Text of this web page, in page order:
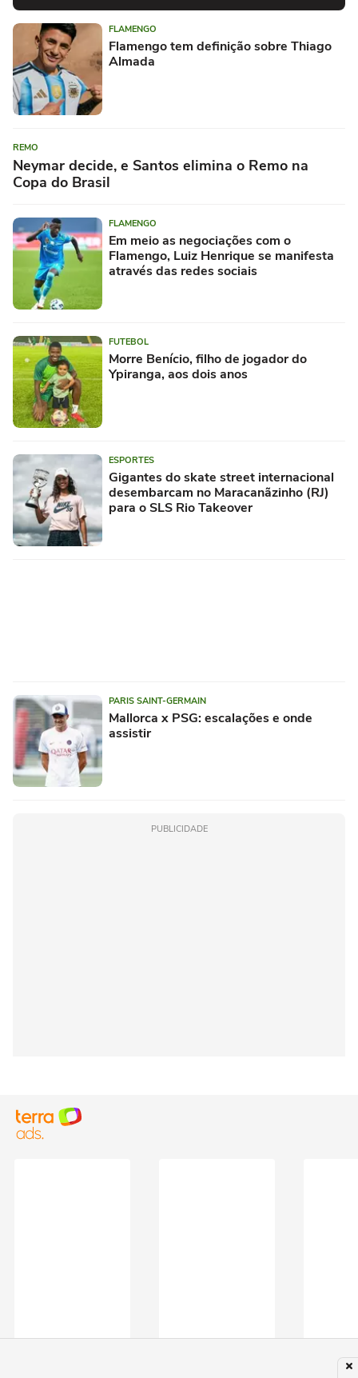
FLAMENGO
Flamengo tem definição sobre Thiago
Almada
REMO
Neymar decide, e Santos elimina o Remo na
Copa do Brasil
FLAMENGO
Em meio as negociações com o
Flamengo, Luiz Henrique se manifesta
através das redes sociais
FUTEBOL
Morre Benício, filho de jogador do
Ypiranga, aos dois anos
ESPORTES
Gigantes do skate street internacional
desembarcam no Maracanãzinho (RJ)
para o SLS Rio Takeover
PARIS SAINT-GERMAIN
Mallorca x PSG: escalações e onde
assistir
PUBLICIDADE